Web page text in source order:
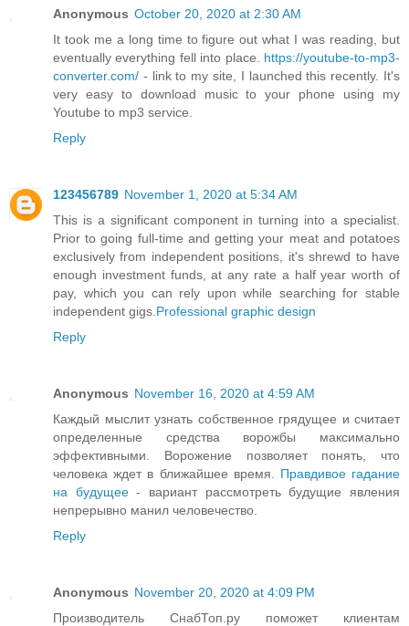
Anonymous October 20, 2020 at 2:30 AM
It took me a long time to figure out what I was reading, but
eventually everything fell into place. https://youtube-to-mp3-
converter.com/ - link to my site, I launched this recently. It's
very easy to download music to your phone using my
Youtube to mp3 service.
Reply
123456789 November 1, 2020 at 5:34 AM
This is a significant component in turning into a specialist.
Prior to going full-time and getting your meat and potatoes
exclusively from independent positions, it's shrewd to have
enough investment funds, at any rate a half year worth of
pay, which you can rely upon while searching for stable
independent gigs. Professional graphic design
Reply
Anonymous November 16, 2020 at 4:59 AM
Каждый мыслит узнать собственное грядущее и считает
определенные средства ворожбы максимально
эффективными. Ворожение позволяет понять, что
человека ждет в ближайшее время. Правдивое гадание
на будущее- вариант рассмотреть будущие явления
непрерывно манил человечество.
Reply
Anonymous November 20, 2020 at 4:09 PM
Производитель СнабТоп.ру поможет клиентам